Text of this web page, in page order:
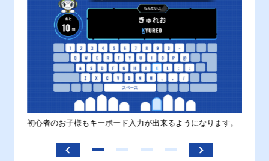
初心者のお子様もキーボード入力が出来るようになります。